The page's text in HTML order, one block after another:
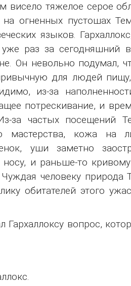
висело тяжелое серое
на огненных пустошах
языков.
раз за сегодняшний
Он невольно подумал,
для людей
из-за
потрескивание, и
за частых посещений
мастерства, кожа на
уши заметно
и раньше-то
человеку природа
обитателей этого
Гархаллоксу вопрос,